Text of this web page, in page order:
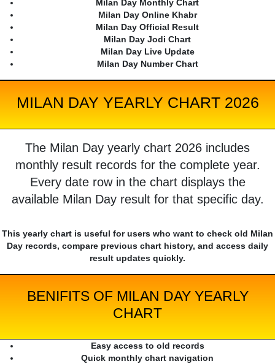
Milan Day Monthly Chart
Milan Day Online Khabr
Milan Day Official Result
Milan Day Jodi Chart
Milan Day Live Update
Milan Day Number Chart
MILAN DAY YEARLY CHART 2026
The Milan Day yearly chart 2026 includes
monthly result records for the complete year.
Every date row in the chart displays the
available Milan Day result for that specific day.
This yearly chart is useful for users who want to check old Milan
Day records, compare previous chart history, and access daily
result updates quickly.
BENIFITS OF MILAN DAY YEARLY
CHART
Easy access to old records
Quick monthly chart navigation